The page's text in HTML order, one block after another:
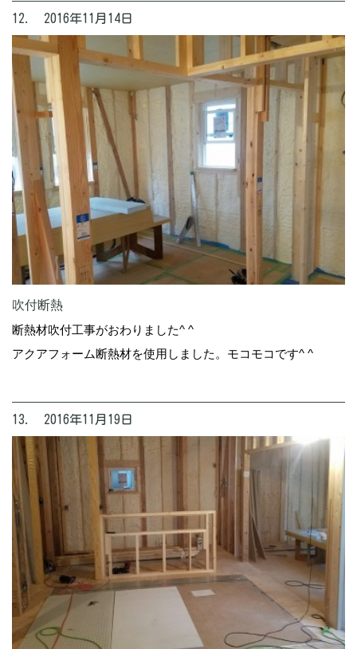
12. 2016年11月14日
吹付断熱
断熱材吹付工事がおわりました^ ^
アクアフォーム断熱材を使用しました。モコモコです^ ^
13. 2016年11月19日